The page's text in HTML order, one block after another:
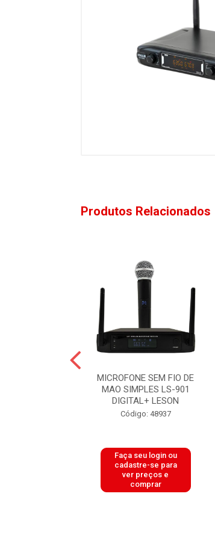
Produtos Relacionados
MICROFONE SEM FIO DE
MAO SIMPLES LS-901
DIGITAL+ LESON
Código: 48937
Faça seu login ou
cadastre-se para
ver preços e
comprar